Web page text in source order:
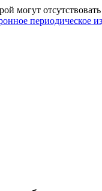
могут